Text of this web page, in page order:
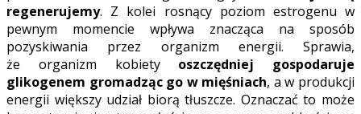
regenerujemy. Z kolei rosnący poziom estrogenu w
pewnym momencie wpływa znacząca na sposób
pozyskiwania przez organizm energii. Sprawia,
że organizm kobiety oszczędniej gospodaruje
glikogenem gromadząc go w mięśniach, a w produkcji
energii większy udział biorą tłuszcze. Oznaczać to może